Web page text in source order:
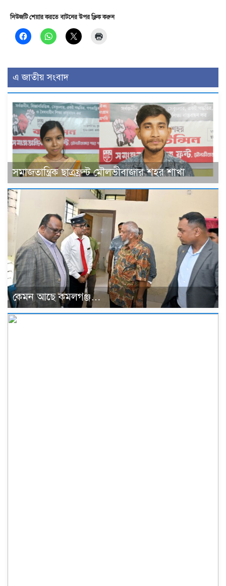
নিউজটি শেয়ার করতে বাটনের উপর ক্লিক করুন
এ জাতীয় সংবাদ
সমাজতান্ত্রিক ছাত্রফ্রন্ট মৌলভীবাজার শহর শাখা
কেমন আছে কমলগঞ্জ…